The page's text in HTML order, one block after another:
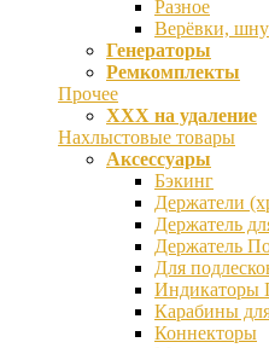
Разное
Верёвки,
Генераторы
Ремкомплекты
Прочее
ХХХ на удаление
Нахлыстовые товары
Аксессуары
Бэкинг
Держатели
Держатель
Держатель
Для
Индикаторы
Карабины
Коннекторы